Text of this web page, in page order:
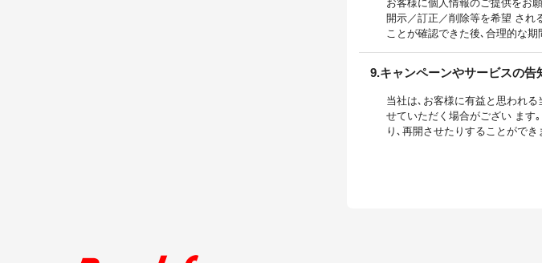
お客様に個人情報のご提供をお
開示／訂正／削除等を希望 され
ことが確認できた後､合理的な
9.キャンペーンやサービスの告
当社は､お客様に有益と思われ
せていただく場合がござい ます
り､再開させたりすることができ